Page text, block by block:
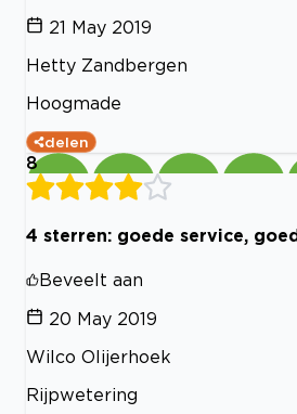
21 May 2019
Hetty Zandbergen
Hoogmade
delen
8
4 sterren: goede service,
Beveelt aan
20 May 2019
Wilco Olijerhoek
Rijpwetering